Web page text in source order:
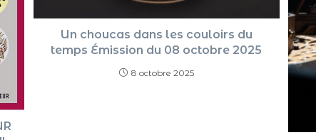
Un choucas dans les couloirs du
temps Émission du 08 octobre 2025
8 octobre 2025